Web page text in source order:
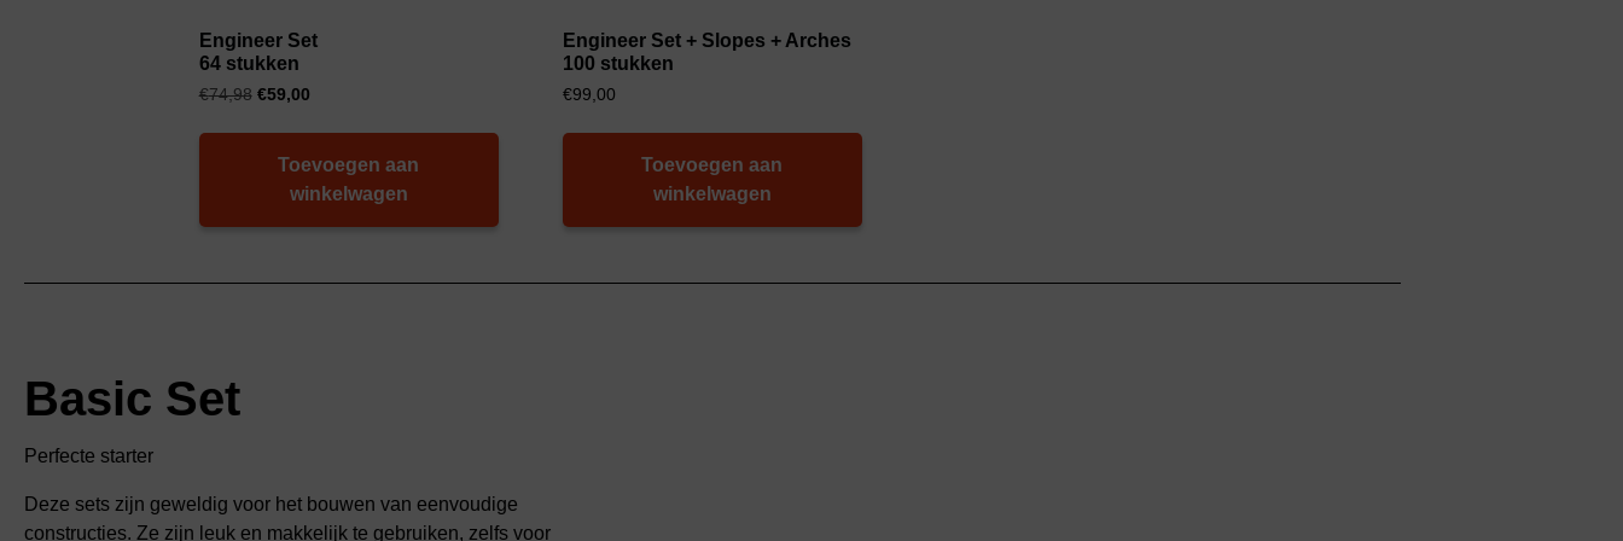
Engineer Set
64 stukken
€74,98 €59,00
Toevoegen aan
winkelwagen
Engineer Set + Slopes + Arches
100 stukken
€99,00
Toevoegen aan
winkelwagen
Basic Set
Perfecte starter
Deze sets zijn geweldig voor het bouwen van eenvoudige
constructies. Ze zijn leuk en makkelijk te gebruiken, zelfs voor